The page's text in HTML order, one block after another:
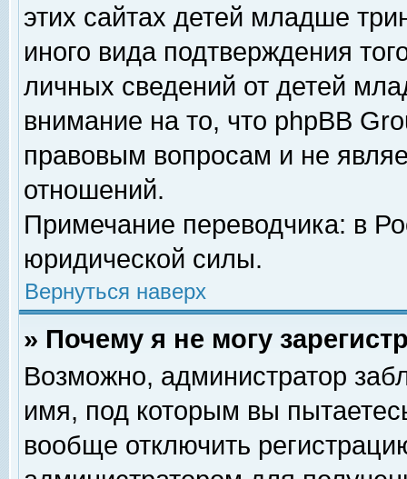
этих сайтах детей младше
иного вида подтверждения
личных сведений от детей
внимание на то, что phpBB
правовым вопросам и не
отношений.
Примечание переводчика: в
юридической силы.
Вернуться наверх
» Почему я не могу
Возможно, администратор
имя, под которым вы
вообще отключить